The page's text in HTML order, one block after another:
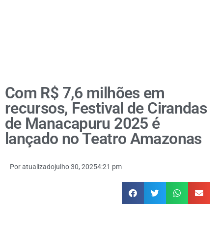
Com R$ 7,6 milhões em
recursos, Festival de Cirandas
de Manacapuru 2025 é
lançado no Teatro Amazonas
Poratualizadojulho 30, 20254:21 pm